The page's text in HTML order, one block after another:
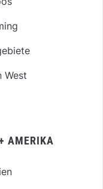
West
AMERIKA